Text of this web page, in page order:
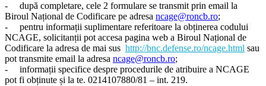
-
după completare, cele 2 formulare se transmit prin email la
Biroul Național de Codificare pe adresa ncage@roncb.ro;
-
pentru informații suplimentare referitoare la obținerea codului
NCAGE, solicitanții pot accesa pagina web a Biroul Național de
Codificare la adresa de mai sus http://bnc.defense.ro/ncage.html sau
pot transmite email la adresa ncage@roncb.ro;
-
informații specifice despre procedurile de atribuire a NCAGE
pot fi obținute și la te. 0214107880/81 – int. 219.